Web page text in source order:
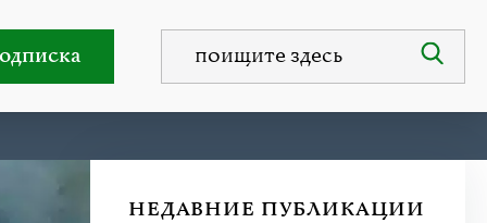
НЕДАВНИЕ ПУБЛИКАЦИИ